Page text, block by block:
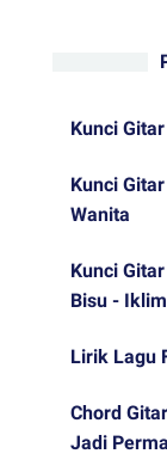
Kunci
Kunci
Wanita
Kunci
Bisu - Iklim
Lirik Lagu
Chord
Jadi